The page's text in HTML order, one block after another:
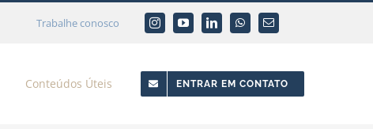
Trabalhe conosco
Conteúdos Úteis ENTRAR EM CONTATO